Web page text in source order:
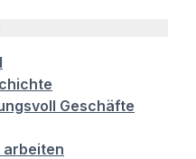
Geschäfte
arbeiten